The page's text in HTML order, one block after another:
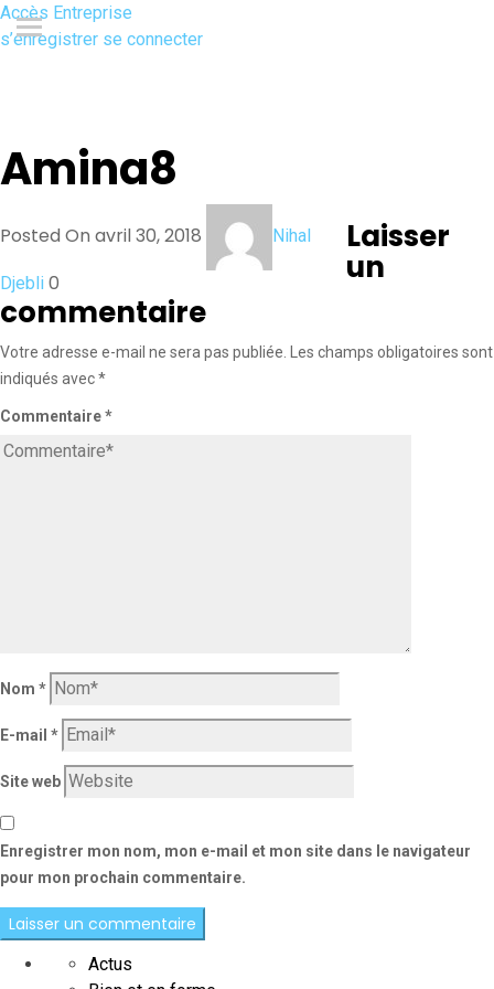
Accès Entreprise
s’enregistrer se connecter
Amina8
Posted On avril 30, 2018 Nihal
Djebli 0
Laisser
un
commentaire
Votre adresse e-mail ne sera pas publiée. Les champs obligatoires sont
indiqués avec*
Commentaire*
Nom *
E-mail *
Site web
Enregistrer mon nom, mon e-mail et mon site dans le navigateur
pour mon prochain commentaire.
Actus